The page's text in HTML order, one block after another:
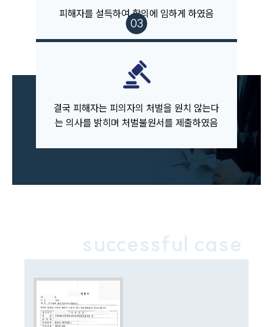
대륜법률상담예약
피해자를 설득하여 합의에 임하게 하였음
결국 피해자는 피의자의 처벌을 원치 않는다
는 의사를 밝히며 처벌불원서를 제출하였음
successful case